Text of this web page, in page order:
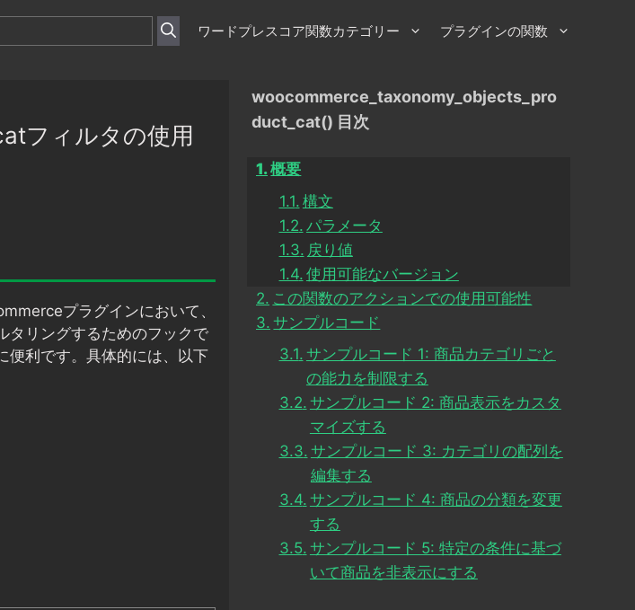
ワードプレスコア関数カテゴリー プラグインの関数
フィルタの使用
プラグインにおいて、
タリングするためのフックで
便利です。具体的には、以下
woocommerce_taxonomy_objects_pro
duct_cat() 目次
概要
構文
パラメータ
戻り値
使用可能なバージョン
この関数のアクションでの使用可能性
サンプルコード
サンプルコード 1: 商品カテゴリごと
の能力を制限する
サンプルコード 2: 商品表示をカスタ
マイズする
サンプルコード 3: カテゴリの配列を
編集する
サンプルコード 4: 商品の分類を変更
する
サンプルコード 5: 特定の条件に基づ
いて商品を非表示にする